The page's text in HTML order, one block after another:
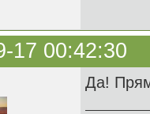
17 00:42:30
Да!